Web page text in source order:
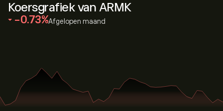
Koersgrafiek van ARMK
‎-0.73‎ Afgelopen maand